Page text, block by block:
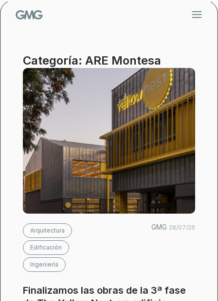
Categoría: ARE Montesa
Arquitectura
Edificación
Ingeniería
GMG 28/07/26
Finalizamos las obras de la 3ª fase